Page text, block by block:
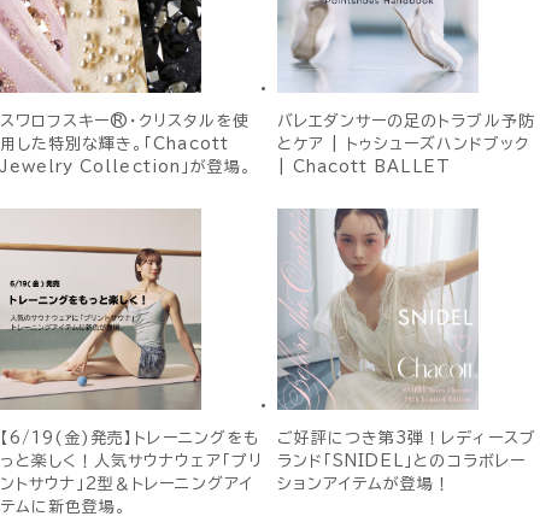
スワロフスキー®・クリスタルを使
用した特別な輝き。「Chacott
Jewelry Collection」が登場。
バレエダンサーの足のトラブル予防
とケア | トゥシューズハンドブック
| Chacott BALLET
【6/19(金)発売】トレーニングをも
っと楽しく！人気サウナウェア「プリ
ントサウナ」2型＆トレーニングアイ
テムに新色登場。
ご好評につき第3弾！レディースブ
ランド「SNIDEL」とのコラボレー
ションアイテムが登場！